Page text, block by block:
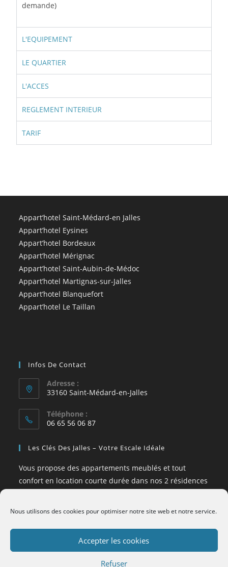
Nous utilisons des cookies pour optimiser notre site web et notre service.
Accepter les cookies
Refuser
demande)
L'EQUIPEMENT
LE QUARTIER
L'ACCES
REGLEMENT INTERIEUR
TARIF
Appart’hotel Saint-Médard-en Jalles
Appart’hotel Eysines
Appart’hotel Bordeaux
Appart’hotel Mérignac
Appart’hotel Saint-Aubin-de-Médoc
Appart’hotel Martignas-sur-Jalles
Appart’hotel Blanquefort
Appart’hotel Le Taillan
Infos De Contact
Adresse :
33160 Saint-Médard-en-Jalles
Téléphone :
06 65 56 06 87
Les Clés Des Jalles – Votre Escale Idéale
Vous propose des appartements meublés et tout
confort en location courte durée dans nos 2 résidences